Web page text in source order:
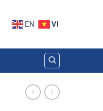
EN VI